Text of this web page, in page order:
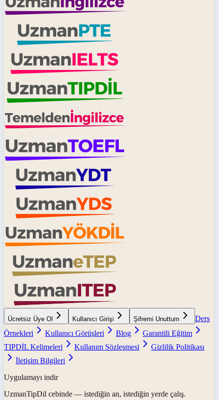
Ücretsiz Üye Ol Kullanıcı Girişi Şifremi Unuttum
Ders
Örnekleri
Kullanıcı Görüşleri Blog
Garantili Eğitim
TIPDİL Kelimeleri
Kullanım Sözleşmesi
Gizlilik Politikası
İletişim Bilgileri
Uygulamayı indir
UzmanTipDil cebinde — istediğin an, istediğin yerde çalış.